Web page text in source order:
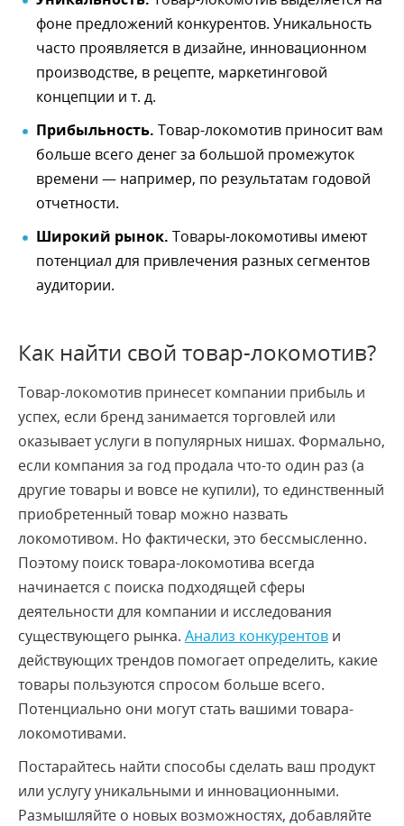
фоне предложений конкурентов. Уникальность
часто проявляется в дизайне, инновационном
производстве, в рецепте, маркетинговой
концепции и т. д.
Прибыльность. Товар-локомотив приносит вам
больше всего денег за большой промежуток
времени ― например, по результатам годовой
отчетности.
Широкий рынок. Товары-локомотивы имеют
потенциал для привлечения разных сегментов
аудитории.
Как найти свой товар-локомотив?
Товар-локомотив принесет компании прибыль и
успех, если бренд занимается торговлей или
оказывает услуги в популярных нишах. Формально,
если компания за год продала что-то один раз (а
другие товары и вовсе не купили), то единственный
приобретенный товар можно назвать
локомотивом. Но фактически, это бессмысленно.
Поэтому поиск товара-локомотива всегда
начинается с поиска подходящей сферы
деятельности для компании и исследования
существующего рынка. Анализ конкурентов и
действующих трендов помогает определить, какие
товары пользуются спросом больше всего.
Потенциально они могут стать вашими товара-
локомотивами.
Постарайтесь найти способы сделать ваш продукт
или услугу уникальными и инновационными.
Размышляйте о новых возможностях, добавляйте